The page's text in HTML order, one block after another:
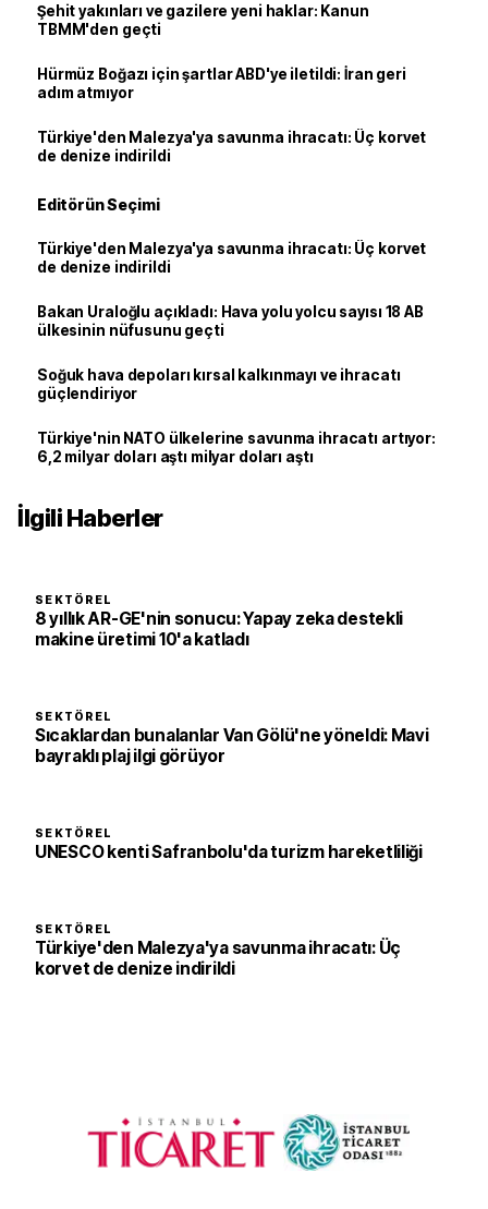
Şehit yakınları ve gazilere yeni haklar: Kanun
TBMM'den geçti
Hürmüz Boğazı için şartlar ABD'ye iletildi: İran geri
adım atmıyor
Türkiye'den Malezya'ya savunma ihracatı: Üç korvet
de denize indirildi
Editörün Seçimi
Türkiye'den Malezya'ya savunma ihracatı: Üç korvet
de denize indirildi
Bakan Uraloğlu açıkladı: Hava yolu yolcu sayısı 18 AB
ülkesinin nüfusunu geçti
Soğuk hava depoları kırsal kalkınmayı ve ihracatı
güçlendiriyor
Türkiye'nin NATO ülkelerine savunma ihracatı artıyor:
6,2 milyar doları aştı milyar doları aştı
İlgili Haberler
SEKTÖREL
8 yıllık AR-GE'nin sonucu: Yapay zeka destekli
makine üretimi 10'a katladı
SEKTÖREL
Sıcaklardan bunalanlar Van Gölü'ne yöneldi: Mavi
bayraklı plaj ilgi görüyor
SEKTÖREL
UNESCO kenti Safranbolu'da turizm hareketliliği
SEKTÖREL
Türkiye'den Malezya'ya savunma ihracatı: Üç
korvet de denize indirildi